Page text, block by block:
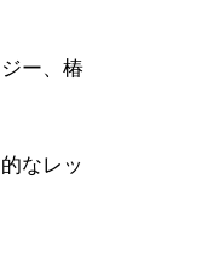
ー、椿
なレッ